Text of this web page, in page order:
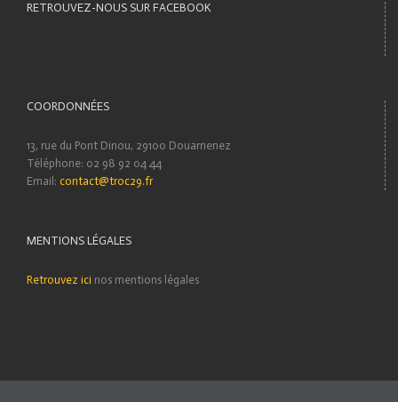
RETROUVEZ-NOUS SUR FACEBOOK
COORDONNÉES
13, rue du Pont Dinou, 29100 Douarnenez
Téléphone: 02 98 92 04 44
Email: contact@troc29.fr
MENTIONS LÉGALES
Retrouvez ici nos mentions légales